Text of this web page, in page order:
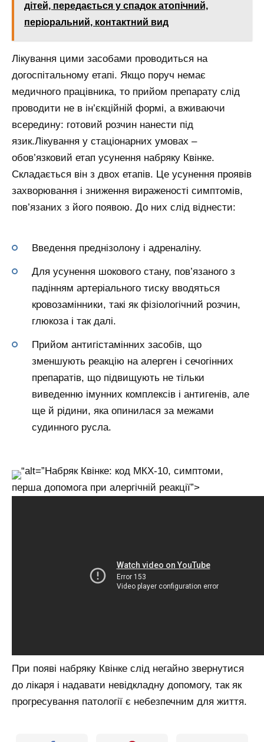
дітей, передається у спадок атопічний,
періоральний, контактний вид
Лікування цими засобами проводиться на
догоспітальному етапі. Якщо поруч немає
медичного працівника, то прийом препарату слід
проводити не в ін’єкційній формі, а вживаючи
всередину: готовий розчин нанести під
язик.Лікування у стаціонарних умовах –
обов’язковий етап усунення набряку Квінке.
Складається він з двох етапів. Це усунення проявів
захворювання і зниження вираженості симптомів,
пов’язаних з його появою. До них слід віднести:
Введення преднізолону і адреналіну.
Для усунення шокового стану, пов’язаного з
падінням артеріального тиску вводяться
кровозамінники, такі як фізіологічний розчин,
глюкоза і так далі.
Прийом антигістамінних засобів, що
зменшують реакцію на алерген і сечогінних
препаратів, що підвищують не тільки
виведенню імунних комплексів і антигенів, але
ще й рідини, яка опинилася за межами
судинного русла.
“alt=”Набряк Квінке: код МКХ-10, симптоми,
перша допомога при алергічній реакції”>
При появі набряку Квінке слід негайно звернутися
до лікаря і надавати невідкладну допомогу, так як
прогресування патології є небезпечним для життя.